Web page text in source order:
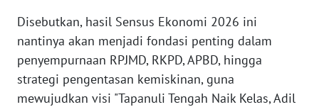
Disebutkan, hasil Sensus Ekonomi 2026 ini
nantinya akan menjadi fondasi penting dalam
penyempurnaan RPJMD, RKPD, APBD, hingga
strategi pengentasan kemiskinan, guna
mewujudkan visi "Tapanuli Tengah Naik Kelas, Adil
WN
JAMBI
WN
SULTRA